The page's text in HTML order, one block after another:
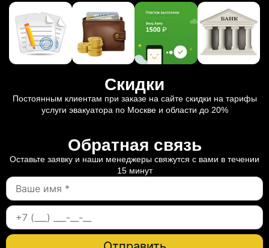
Скидки
Постоянным клиентам при заказе на сайте скидки на тарифы
услуги эвакуатора по Москве и области до 20%
Обратная связь
Оставьте заявку и наши менеджеры свяжутся с вами в течении
15 минут